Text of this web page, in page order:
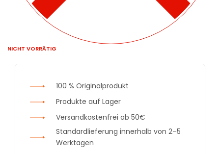
NICHT VORRÄTIG
100 % Originalprodukt
Produkte auf Lager
Versandkostenfrei ab 50€
Standardlieferung innerhalb von 2–5
Werktagen